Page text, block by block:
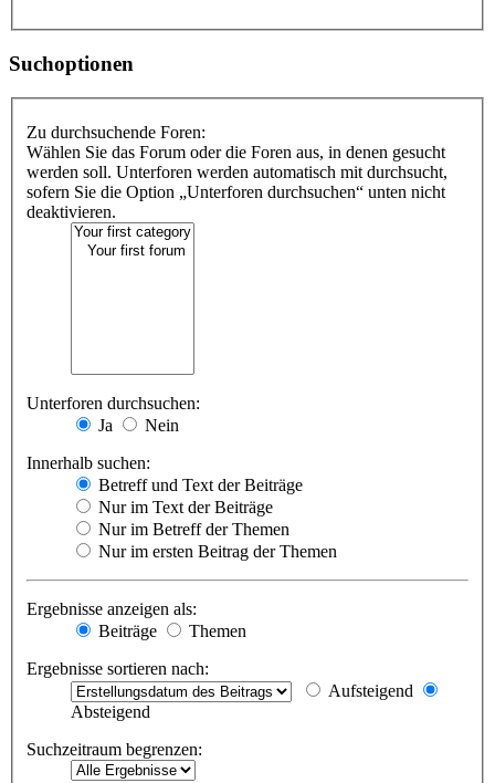
Suchoptionen
Zu durchsuchende Foren:
Wählen Sie das Forum oder die Foren aus, in denen gesucht
werden soll. Unterforen werden automatisch mit durchsucht,
sofern Sie die Option „Unterforen durchsuchen“ unten nicht
deaktivieren.
Unterforen durchsuchen:
Ja
Nein
Innerhalb suchen:
Betreff und Text der Beiträge
Nur im Text der Beiträge
Nur im Betreff der Themen
Nur im ersten Beitrag der Themen
Ergebnisse anzeigen als:
Beiträge
Themen
Ergebnisse sortieren nach:
Aufsteigend
Absteigend
Suchzeitraum begrenzen: